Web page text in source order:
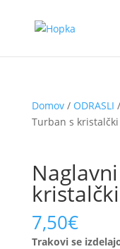
Domov/ ODRASLI /
Turban s
7,50€
Trakovi se